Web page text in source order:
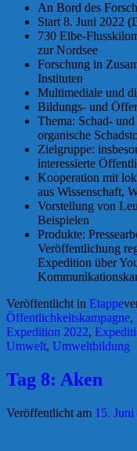
An Bord des
Start 8. Juni 2022
730 Elbe-
zur Nordsee
Forschung in
Instituten
Multimediale und
Bildungs- und
Thema: Schad-
organische
Zielgruppe:
interessierte
Kooperation mit
aus Wissenschaft,
Vorstellung von
Beispielen
Produkte:
Veröffentlichung
Expedition über
Veröffentlicht in Etappe
Öffentlichkeitskampagne,
Expedition 2022,
Umwelt, Umweltbildung
Tag 8: Aken
Veröffentlicht am 15. Juni